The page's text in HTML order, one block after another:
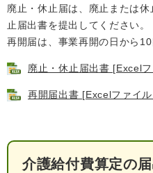
廃止・休止届は、廃止または
止届出書を提出してください。
再開届は、事業再開の日から
廃止・休止届出書 [Excel
再開届出書 [Excelファイ
介護給付費算定の届